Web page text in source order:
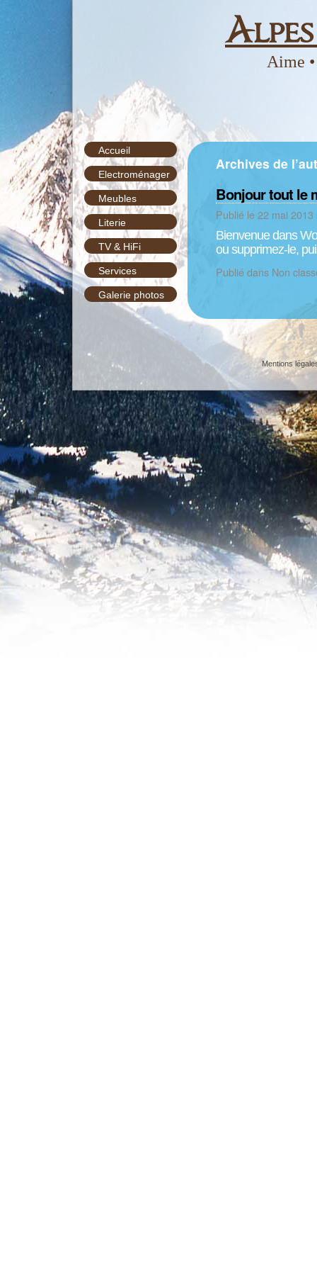
Aime
Archives de
Bonjour tout le
Publié le22 mai 2013
Bienvenue dans
ou supprimez-le,
Publié dans Non
Accueil
Electroménager
Meubles
Literie
TV & HiFi
Services
Galerie photos
Mentions